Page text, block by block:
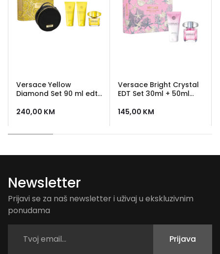
Versace Yellow
Diamond Set 90 ml edt
gel za tusiranje +
240,00 KM
Versace Bright Crystal
EDT Set 30ml + 50ml
145,00 KM
Newsletter
Prijavi se za naš newsletter i uživaj u ekskluzivnim
ponudama
Prijava